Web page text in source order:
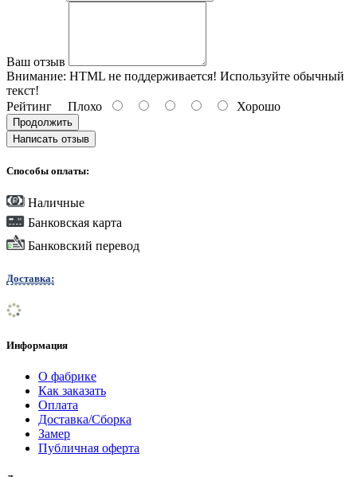
Ваш отзыв
Внимание: HTML не поддерживается! Используйте обычный
текст!
Рейтинг Плохо Хорошо
Продолжить
Написать отзыв
Способы оплаты:
Наличные
Банковская карта
Банковский перевод
Доставка:
Информация
О фабрике
Как заказать
Оплата
Доставка/Сборка
Замер
Публичная оферта